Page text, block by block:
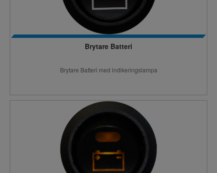
Brytare Batteri
Brytare Batteri med indikeringslampa